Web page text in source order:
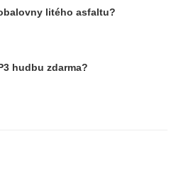
litého asfaltu?
hudbu zdarma?